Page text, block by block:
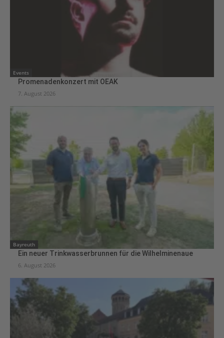
Events
Promenadenkonzert mit OEAK
7. August 2026
Bayreuth
Ein neuer Trinkwasserbrunnen für die Wilhelminenaue
6. August 2026